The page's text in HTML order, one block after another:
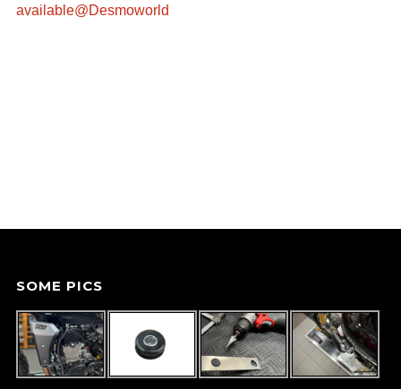
available@Desmoworld
SOME PICS